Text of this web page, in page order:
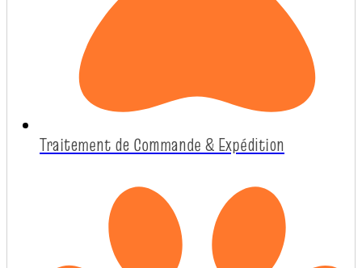
Traitement de Commande & Expédition